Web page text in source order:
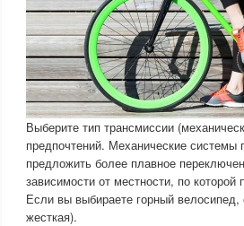
Выберите тип трансмиссии
предпочтений. Механические
предложить более плавное
зависимости от местности, по которой
Если вы выбираете горный
жесткая).